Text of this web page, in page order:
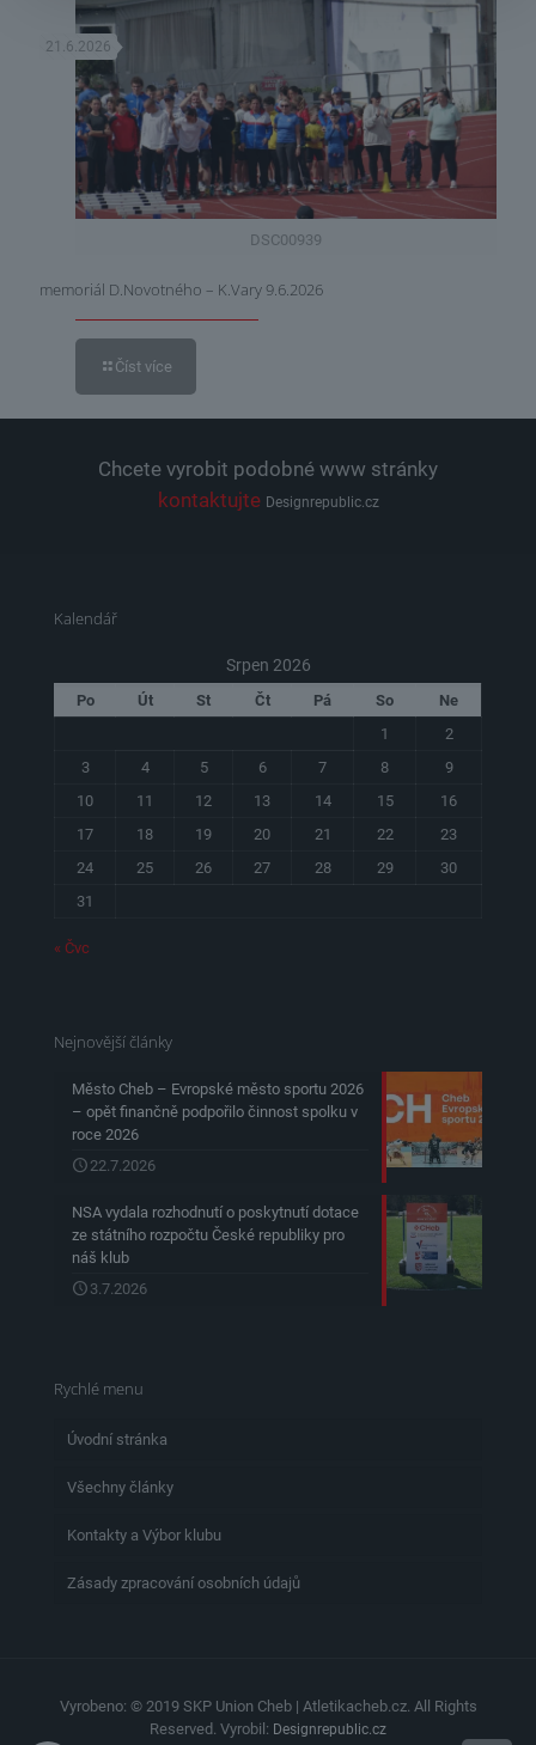
DSC00939
21.6.2026
memoriál D.Novotného – K.Vary 9.6.2026
Číst více
Chcete vyrobit podobné www stránky
kontaktujte Designrepublic.cz
Kalendář
Srpen 2026
Po Út St Čt Pá So
Ne
1
2
3
4 5 6 7 8
9
10
11 12 13 14 15
16
17
18 19 20 21 22
23
24
25 26 27 28 29
30
31
« Čvc
Nejnovější články
Město Cheb – Evropské město sportu 2026
– opět finančně podpořilo činnost spolku v
roce 2026
22.7.2026
NSA vydala rozhodnutí o poskytnutí dotace
ze státního rozpočtu České republiky pro
náš klub
3.7.2026
Rychlé menu
Úvodní stránka
Všechny články
Kontakty a Výbor klubu
Zásady zpracování osobních údajů
Vyrobeno: © 2019 SKP Union Cheb | Atletikacheb.cz. All Rights
Reserved. Vyrobil: Designrepublic.cz